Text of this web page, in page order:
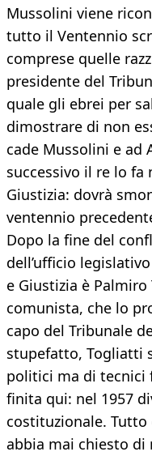
Mussolini viene
tutto il Ventennio
comprese quelle
presidente del
quale gli ebrei per
dimostrare di non
cade Mussolini e ad
successivo il re lo
Giustizia: dovrà
ventennio
Dopo la fine del
dell’ufficio
e Giustizia è
comunista, che lo
capo del Tribunale
stupefatto, Togliatti
politici ma di tecnici
finita qui: nel 1957
costituzionale. Tutto
abbia mai chiesto di